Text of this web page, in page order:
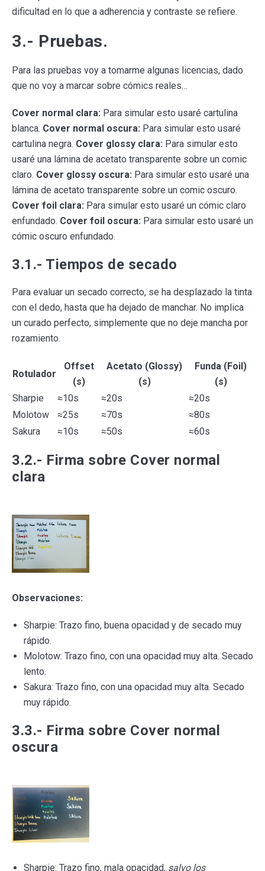
dificultad en lo que a adherencia y contraste se refiere.
3.- Pruebas.
Para las pruebas voy a tomarme algunas licencias, dado
que no voy a marcar sobre cómics reales…
Cover normal clara: Para simular esto usaré cartulina
blanca. Cover normal oscura: Para simular esto usaré
cartulina negra. Cover glossy clara: Para simular esto
usaré una lámina de acetato transparente sobre un comic
claro. Cover glossy oscura: Para simular esto usaré una
lámina de acetato transparente sobre un comic oscuro.
Cover foil clara: Para simular esto usaré un cómic claro
enfundado. Cover foil oscura: Para simular esto usaré un
cómic oscuro enfundado.
3.1.- Tiempos de secado
Para evaluar un secado correcto, se ha desplazado la tinta
con el dedo, hasta que ha dejado de manchar. No implica
un curado perfecto, simplemente que no deje mancha por
rozamiento.
Rotulador
Offset
(s)
Acetato (Glossy)
(s)
Funda (Foil)
(s)
Sharpie
≈10s ≈20s
≈20s
Molotow
≈25s ≈70s
≈80s
Sakura
≈10s ≈50s ≈60s
3.2.- Firma sobre Cover normal
clara
Observaciones:
Sharpie: Trazo fino, buena opacidad y de secado muy
rápido.
Molotow: Trazo fino, con una opacidad muy alta. Secado
lento.
Sakura: Trazo fino, con una opacidad muy alta. Secado
muy rápido.
3.3.- Firma sobre Cover normal
oscura
Sharpie: Trazo fino, mala opacidad, salvo los